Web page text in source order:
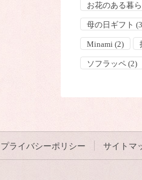
お花のある暮
母の日ギフト
Minami (2)
ソフラッペ (2)
プライバシーポリシー サイトマ